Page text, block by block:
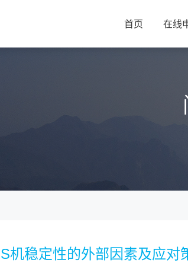
首页 在线
机稳定性的外部因素及应对